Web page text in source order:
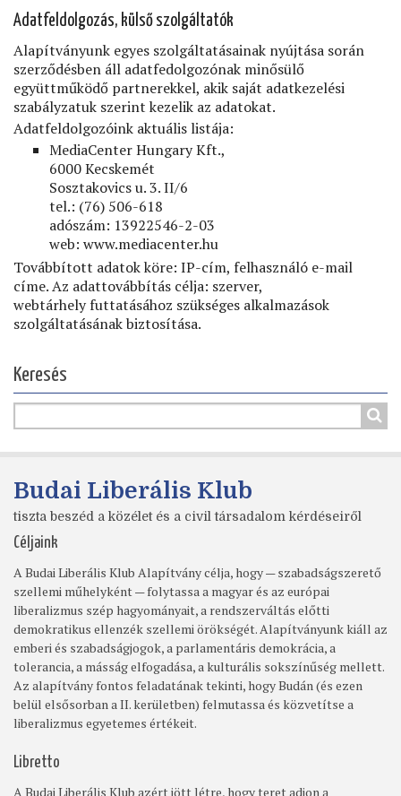
Adatfeldolgozás, külső szolgáltatók
Alapítványunk egyes szolgáltatásainak nyújtása során
szerződésben áll adatfedolgozónak minősülő
együttműködő partnerekkel, akik saját adatkezelési
szabályzatuk szerint kezelik az adatokat.
Adatfeldolgozóink aktuális listája:
MediaCenter Hungary Kft.,
6000 Kecskemét
Sosztakovics u. 3. II/6
tel.: (76) 506-618
adószám: 13922546-2-03
web: www.mediacenter.hu
Továbbított adatok köre: IP-cím, felhasználó e-mail
címe. Az adattovábbítás célja: szerver,
webtárhely futtatásához szükséges alkalmazások
szolgáltatásának biztosítása.
Keresés
Budai Liberális Klub
tiszta beszéd a közélet és a civil társadalom kérdéseiről
Céljaink
A Budai Liberális Klub Alapítvány célja, hogy — szabadságszerető
szellemi műhelyként — folytassa a magyar és az európai
liberalizmus szép hagyományait, a rendszerváltás előtti
demokratikus ellenzék szellemi örökségét. Alapítványunk kiáll az
emberi és szabadságjogok, a parlamentáris demokrácia, a
tolerancia, a másság elfogadása, a kulturális sokszínűség mellett.
Az alapítvány fontos feladatának tekinti, hogy Budán (és ezen
belül elsősorban a II. kerületben) felmutassa és közvetítse a
liberalizmus egyetemes értékeit.
Libretto
A Budai Liberális Klub azért jött létre, hogy teret adjon a